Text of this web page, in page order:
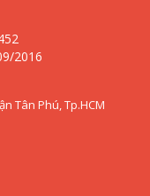
2016
Tân Phú, Tp.HCM